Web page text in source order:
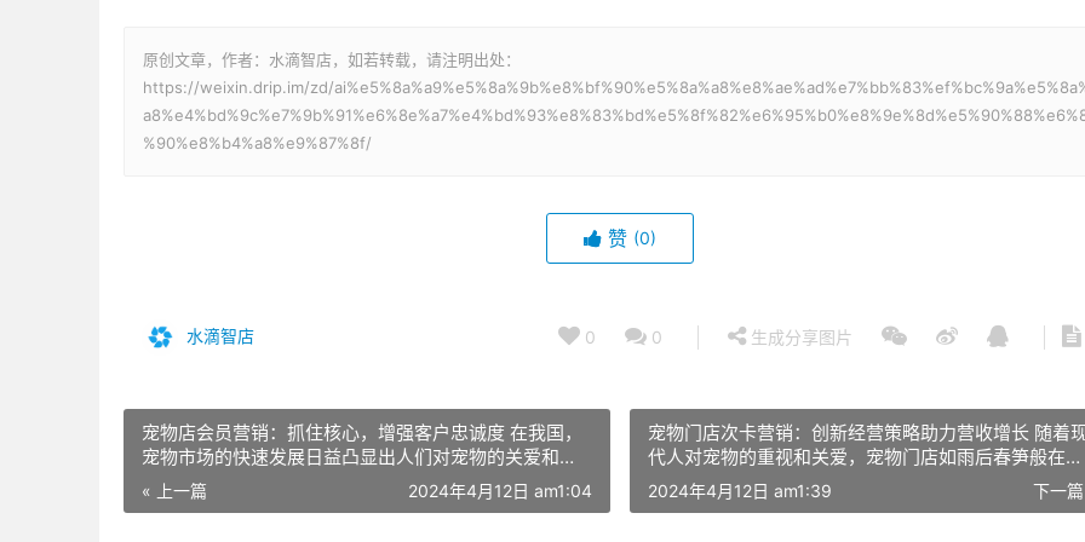
原创文章，作者：水滴智店，如若转载，请注明出处：
https://weixin.drip.im/zd/
%90%e8%b4%a8%e9%87%8f/
赞 (0)
水滴智店 0 0 生成分享图片
宠物店会员营销：抓住核心，增强客户忠诚度 在我国，
宠物市场的快速发展日益凸显出人们对宠物的关爱和对
宠物产业的巨大需求。据统计，我国现有宠物门店数量
庞大，但如何精准营销，有效留住核心客户，成为许多
« 上一篇 2024年4月12日 am1:04
宠物门店次卡营销：创新经营策略助力营收增长 随着
代人对宠物的重视和关爱，宠物门店如雨后春笋般在全
国各地兴起。为了满足市场需求，提高门店经营效益，
宠物门店需要不断地创新和优化服务。在这个过程中，
下一
2024年4月12日 am1:39